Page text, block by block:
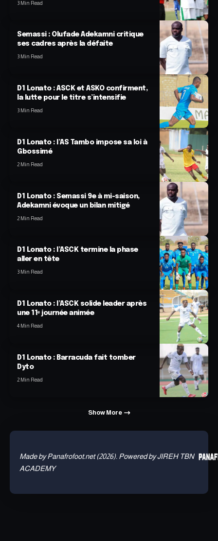
3 Min Read
Semassi : Olufade Adekamni critique
ses cadres après la défaite
3 Min Read
D1 Lonato : ASCK et ASKO confirment,
la lutte pour le titre s’intensifie
3 Min Read
D1 Lonato : l’AS Tambo impose sa loi à
Gbossimé
2 Min Read
D1 Lonato : Semassi 9e à mi-saison,
Adekamni évoque un bilan mitigé
2 Min Read
D1 Lonato : l’ASCK termine la phase
aller en tête
3 Min Read
D1 Lonato : l’ASCK solide leader après
une 11ᵉ journée animée
4 Min Read
D1 Lonato : Barracuda fait tomber
Dyto
2 Min Read
Show More
Made by Panafrofoot.net (2026). Powered by JIREH TBN
ACADEMY